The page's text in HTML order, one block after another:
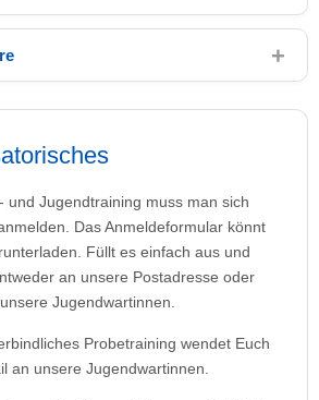
und Jugendtraining muss man sich
Das Anmeldeformular könnt
Füllt es einfach aus und
an unsere Postadresse oder
Jugendwartinnen.
Probetraining wendet Euch
an unsere Jugendwartinnen.